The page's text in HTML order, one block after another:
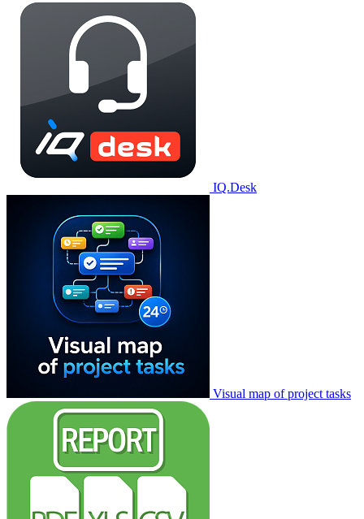
IQ.Desk
Visual map of project tasks